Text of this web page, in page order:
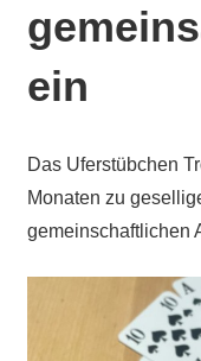
ein
Das Uferstübchen
Monaten zu
gemeinschaftlichen